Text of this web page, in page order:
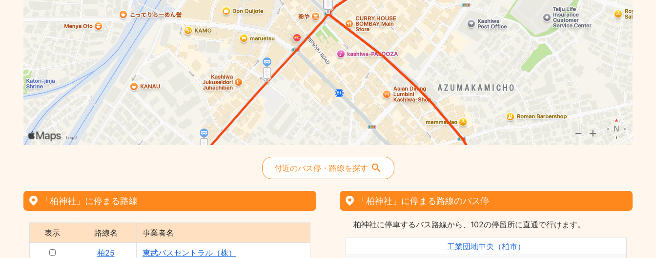
南柏02 - 東武バスセントラル（株）
柏22 - 東武バスセントラル（株）
柏26 - 東武バスセントラル（株）
柏25 - 東武バスセントラル（株）
柏28 - 東武バスセントラル（株）
付近のバス停・路線を探す
「柏神社」に停まる路線
表示 路線名 事業者名
柏25 東武バスセントラル（株）
「柏神社」に停まる路線のバス停
柏神社に停車するバス路線から、102の停留所に直通で行けます。
工業団地中央（柏市）